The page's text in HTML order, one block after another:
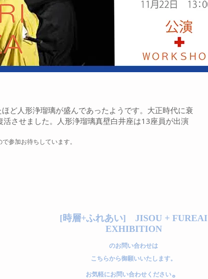
ど人形浄瑠璃が盛んであったようです。大正時代に衰
させました。人形浄瑠璃真壁白井座は13座員が出演
参加お待ちしています。
[時層+ふれあい] JISOU + FUREAI
EXHIBITION
のお問い合わせは
こちらから御願いいたします。
お気軽にお問い合わせください。